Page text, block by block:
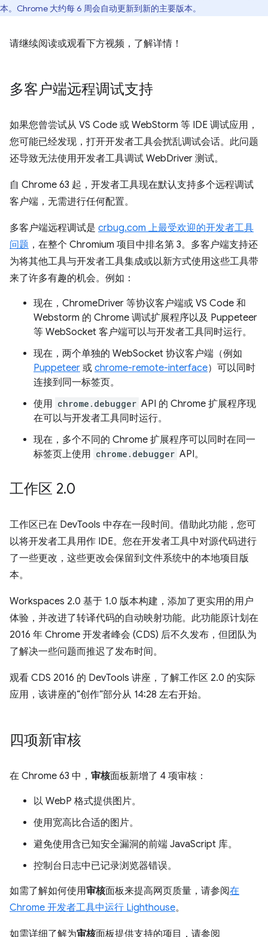
本。Chrome 大约每 6 周会自动更新到新的主要版本。
请继续阅读或观看下方视频，了解详情！
多客户端远程调试支持
如果您曾尝试从 VS Code 或 WebStorm 等 IDE 调试应用，
您可能已经发现，打开开发者工具会扰乱调试会话。此问题
还导致无法使用开发者工具调试 WebDriver 测试。
自 Chrome 63 起，开发者工具现在默认支持多个远程调试
客户端，无需进行任何配置。
多客户端远程调试是 crbug.com 上最受欢迎的开发者工具
问题 ，在整个 Chromium 项目中排名第 3。多客户端支持还
为将其他工具与开发者工具集成或以新方式使用这些工具带
来了许多有趣的机会。例如：
现在，ChromeDriver 等协议客户端或 VS Code 和
Webstorm 的 Chrome 调试扩展程序以及 Puppeteer
等 WebSocket 客户端可以与开发者工具同时运行。
现在，两个单独的 WebSocket 协议客户端（例如
Puppeteer 或 chrome-remote-interface）可以同时
连接到同一标签页。
使用 chrome.debugger API 的 Chrome 扩展程序现
在可以与开发者工具同时运行。
现在，多个不同的 Chrome 扩展程序可以同时在同一
标签页上使用 chrome.debugger API。
工作区 2.0
工作区已在 DevTools 中存在一段时间。借助此功能，您可
以将开发者工具用作 IDE。您在开发者工具中对源代码进行
了一些更改，这些更改会保留到文件系统中的本地项目版
本。
Workspaces 2.0 基于 1.0 版本构建，添加了更实用的用户
体验，并改进了转译代码的自动映射功能。此功能原计划在
2016 年 Chrome 开发者峰会 (CDS) 后不久发布，但团队为
了解决一些问题而推迟了发布时间。
观看 CDS 2016 的 DevTools 讲座，了解工作区 2.0 的实际
应用，该讲座的“创作”部分从 14:28 左右开始。
四项新审核
在 Chrome 63 中， 审核面板新增了 4 项审核：
以 WebP 格式提供图片。
使用宽高比合适的图片。
避免使用含已知安全漏洞的前端 JavaScript 库。
控制台日志中已记录浏览器错误。
如需了解如何使用审核面板来提高网页质量，请参阅在
Chrome 开发者工具中运行 Lighthouse。
如需详细了解为审核面板提供支持的项目，请参阅